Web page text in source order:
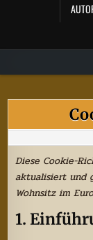
Diese Cookie-
aktualisiert und
Wohnsitz im
1.